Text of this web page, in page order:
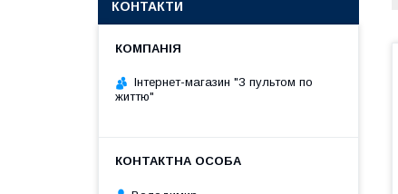
КОНТАКТИ
Інтернет-магазин "З пультом по
життю"